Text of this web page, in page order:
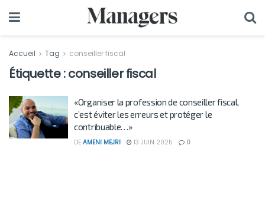
Accueil Tag conseiller fiscal
Étiquette :conseiller fiscal
«Organiser la profession de conseiller fiscal,
c’est éviter les erreurs et protéger le
contribuable…»
DE AMENI MEJRI 13 JUIN 2025 0